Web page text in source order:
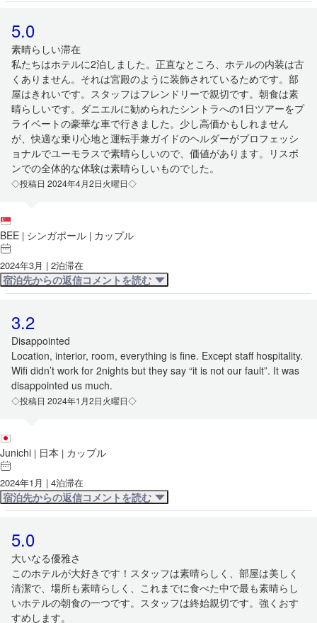
5.0
素晴らしい滞在
私たちはホテルに2泊しました。正直なところ、ホテルの内装は古
くありません。それは宮殿のように装飾されているためです。部
屋はきれいです。スタッフはフレンドリーで親切です。朝食は素
晴らしいです。ダニエルに勧められたシントラへの1日ツアーをプ
ライベートの豪華な車で行きました。少し高価かもしれません
が、快適な乗り心地と運転手兼ガイドのヘルダーがプロフェッシ
ョナルでユーモラスで素晴らしいので、価値があります。リスボ
ンでの全体的な体験は素晴らしいものでした。
◇投稿日 2024年4月2日火曜日◇
BEE | シンガポール | カップル
2024年3月 | 2泊滞在
宿泊先からの返信コメントを読む
3.2
Disappointed
Location, interior, room, everything is fine. Except staff hospitality.
Wifi didn’t work for 2nights but they say “it is not our fault”. It was
disappointed us much.
◇投稿日 2024年1月2日火曜日◇
Junichi | 日本 | カップル
2024年1月 | 4泊滞在
宿泊先からの返信コメントを読む
5.0
大いなる優雅さ
このホテルが大好きです！スタッフは素晴らしく、部屋は美しく
清潔で、場所も素晴らしく、これまでに食べた中で最も素晴らし
いホテルの朝食の一つです。スタッフは終始親切です。強くおす
すめします。